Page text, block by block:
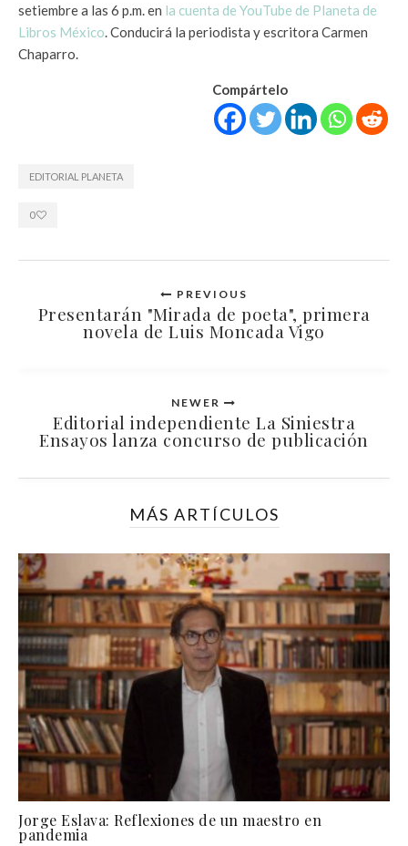
setiembre a las 6 p.m. en la cuenta de YouTube de Planeta de
Libros México. Conducirá la periodista y escritora Carmen
Chaparro.
Compártelo
EDITORIAL PLANETA
0
PREVIOUS
Presentarán "Mirada de poeta", primera
novela de Luis Moncada Vigo
NEWER
Editorial independiente La Siniestra
Ensayos lanza concurso de publicación
MÁS ARTÍCULOS
Jorge Eslava: Reflexiones de un maestro en
pandemia